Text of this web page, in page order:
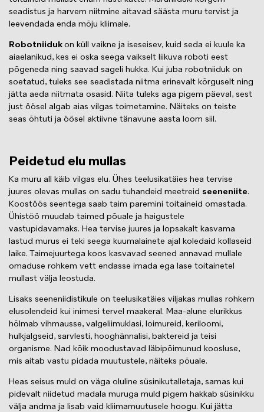
seadistus ja harvem niitmine aitavad säästa muru tervist ja
leevendada enda mõju kliimale.
Robotniiduk on küll vaikne ja iseseisev, kuid seda ei kuule ka
aiaelanikud, kes ei oska seega vaikselt liikuva roboti eest
põgeneda ning saavad sageli hukka. Kui juba robotniiduk on
soetatud, tuleks see seadistada niitma erinevalt kõrguselt ning
jätta aeda niitmata osasid. Niita tuleks aga pigem päeval, sest
just öösel algab aias vilgas toimetamine. Näiteks on teiste
seas õhtuti ja öösel aktiivne tänavune aasta loom siil.
Peidetud elu mullas
Ka muru all käib vilgas elu. Ühes teelusikatäies hea tervise
juures olevas mullas on sadu tuhandeid meetreid seeneniite.
Koostöös seentega saab taim paremini toitaineid omastada.
Ühistöö muudab taimed põuale ja haigustele
vastupidavamaks. Hea tervise juures ja lopsakalt kasvama
lastud murus ei teki seega kuumalainete ajal koledaid kollaseid
laike. Taimejuurtega koos kasvavad seened annavad mullale
omaduse rohkem vett endasse imada ega lase toitainetel
mullast välja leostuda.
Lisaks seeneniidistikule on teelusikatäies viljakas mullas rohkem
elusolendeid kui inimesi tervel maakeral. Maa-alune elurikkus
hõlmab vihmausse, valgeliimuklasi, loimureid, keriloomi,
hulkjalgseid, sarvlesti, hooghännalisi, baktereid ja teisi
organisme. Nad kõik moodustavad läbipõimunud koosluse,
mis aitab vastu pidada muutustele, näiteks põuale.
Heas seisus muld on väga oluline süsinikutalletaja, samas kui
pidevalt niidetud madala muruga muld pigem hakkab süsinikku
välja andma ja lisab vaid kliimamuutusele hoogu. Kui jätta